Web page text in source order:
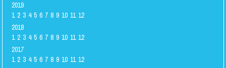
2019
1 2 3 4 5 6 7 8 9 10 11 12
2018
1 2 3 4 5 6 7 8 9 10 11 12
2017
1 2 3 4 5 6 7 8 9 10 11 12